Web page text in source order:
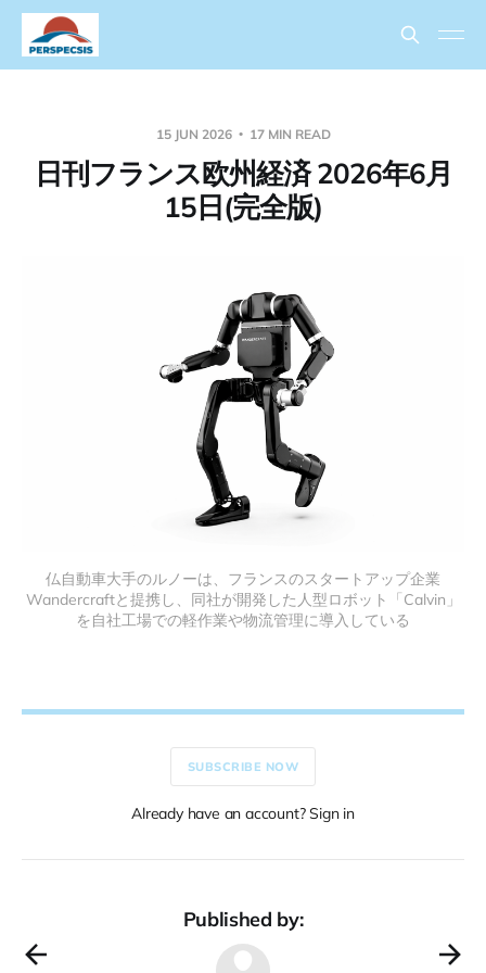
15 JUN 2026 17 MIN READ
日刊フランス欧州経済 2026年6月
15日(完全版)
仏自動車大手のルノーは、フランスのスタートアップ企業
Wandercraftと提携し、同社が開発した人型ロボット「Calvin」
を自社工場での軽作業や物流管理に導入している
SUBSCRIBE NOW
Already have an account? Sign in
Published by: